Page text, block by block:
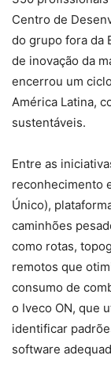
Centro de
do grupo fora da
de inovação da
encerrou um
América Latina,
sustentáveis.
Entre as
reconhecimento
Único),
caminhões
como rotas,
remotos que
consumo de
o Iveco ON, que
identificar
software